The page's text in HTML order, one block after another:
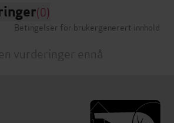
(0)
Betingelser for brukergenerert innhold
vurderinger ennå